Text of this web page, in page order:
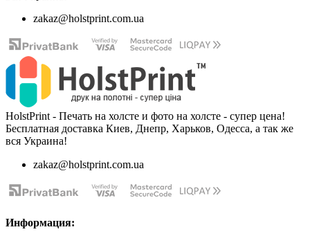
zakaz@holstprint.com.ua
HolstPrint - Печать на холсте и фото на холсте - супер цена!
Бесплатная доставка Киев, Днепр, Харьков, Одесса, а так же
вся Украина!
zakaz@holstprint.com.ua
Информация: